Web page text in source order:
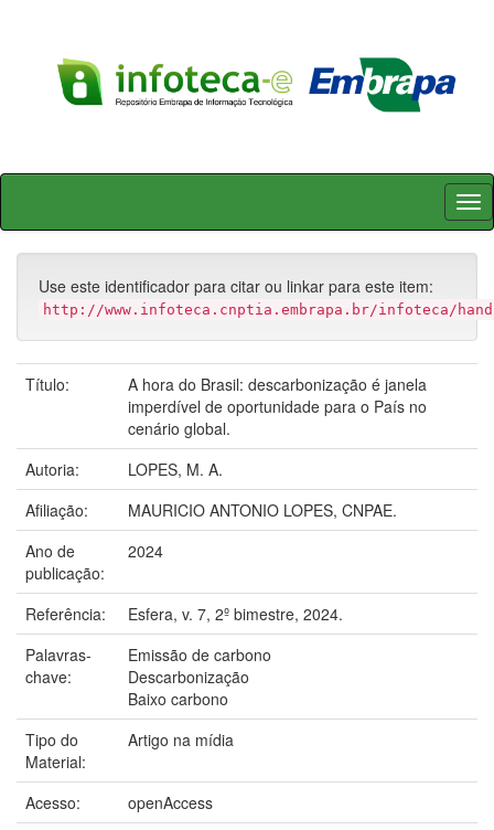
Skip
Use este identificador para citar ou linkar para este item:
http://www.infoteca.cnptia.embrapa.br/infoteca/
Título:
A hora do Brasil: descarbonização é janela
imperdível de oportunidade para o País no
cenário global.
Autoria:
LOPES, M. A.
Afiliação:
MAURICIO ANTONIO LOPES, CNPAE.
Ano de
publicação:
2024
Referência:
Esfera, v. 7, 2º bimestre, 2024.
Palavras-
chave:
Emissão de carbono
Descarbonização
Baixo carbono
Tipo do
Material:
Artigo na mídia
Acesso:
openAccess